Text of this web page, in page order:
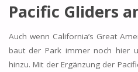
Pacific Gliders
Auch wenn California’s Great
baut der Park immer noch hier
hinzu. Mit der Ergänzung der